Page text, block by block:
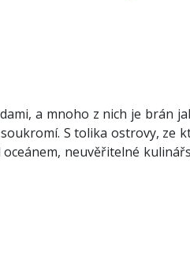
a mnoho z nich je brán
S tolika ostrovy, ze
neuvěřitelné